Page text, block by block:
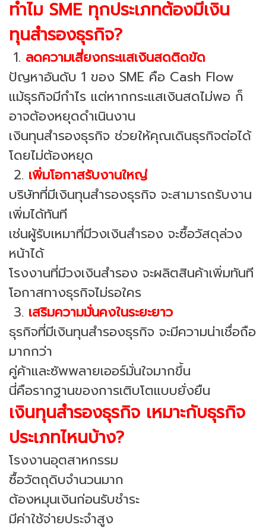
ทำไม SME ทุกประเภทต้องมีเงิน
ทุนสำรองธุรกิจ?
1. ลดความเสี่ยงกระแสเงินสดติดขัด
ปัญหาอันดับ 1 ของ SME คือ Cash Flow
แม้ธุรกิจมีกำไร แต่หากกระแสเงินสดไม่พอ ก็
อาจต้องหยุดดำเนินงาน
เงินทุนสำรองธุรกิจ ช่วยให้คุณเดินธุรกิจต่อได้
โดยไม่ต้องหยุด
2. เพิ่มโอกาสรับงานใหญ่
บริษัทที่มีเงินทุนสำรองธุรกิจ จะสามารถรับงาน
เพิ่มได้ทันที
เช่นผู้รับเหมาที่มีวงเงินสำรอง จะซื้อวัสดุล่วง
หน้าได้
โรงงานที่มีวงเงินสำรอง จะผลิตสินค้าเพิ่มทันที
โอกาสทางธุรกิจไม่รอใคร
3. เสริมความมั่นคงในระยะยาว
ธุรกิจที่มีเงินทุนสำรองธุรกิจ จะมีความน่าเชื่อถือ
มากกว่า
คู่ค้าและซัพพลายเออร์มั่นใจมากขึ้น
นี่คือรากฐานของการเติบโตแบบยั่งยืน
เงินทุนสำรองธุรกิจ เหมาะกับธุรกิจ
ประเภทไหนบ้าง?
โรงงานอุตสาหกรรม
ซื้อวัตถุดิบจำนวนมาก
ต้องหมุนเงินก่อนรับชำระ
มีค่าใช้จ่ายประจำสูง